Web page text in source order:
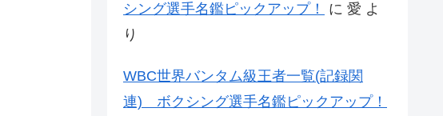
シング選手名鑑ピックアップ！
に 愛 よ
り
WBC世界バンタム級王者一覧(記録関
連) ボクシング選手名鑑ピックアップ！